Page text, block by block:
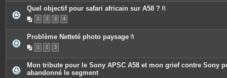
c
e
s
Quel objectif pour safari africain sur A58 ?
c
n
1 2 3 4
Problème Netteté photo paysage
c
e
1 2 3
Mon tribute pour le Sony APSC A58 et mon grief contre Sony
abandonné le segment